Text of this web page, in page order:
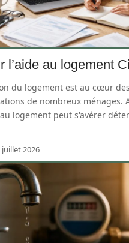
l’aide au logement
du logement est au cœur des
de nombreux ménages.
logement peut s'avérer
juillet 2026